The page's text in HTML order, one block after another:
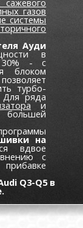
сажевого
газов
системы
Ауди
в
30% - с
блоком
турбо-
Для ряда
и
на
вдвое
с
Q3-Q5 в